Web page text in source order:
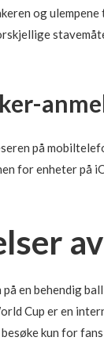
og
på
for enheter
en behendig
Cup er en
kun for fans